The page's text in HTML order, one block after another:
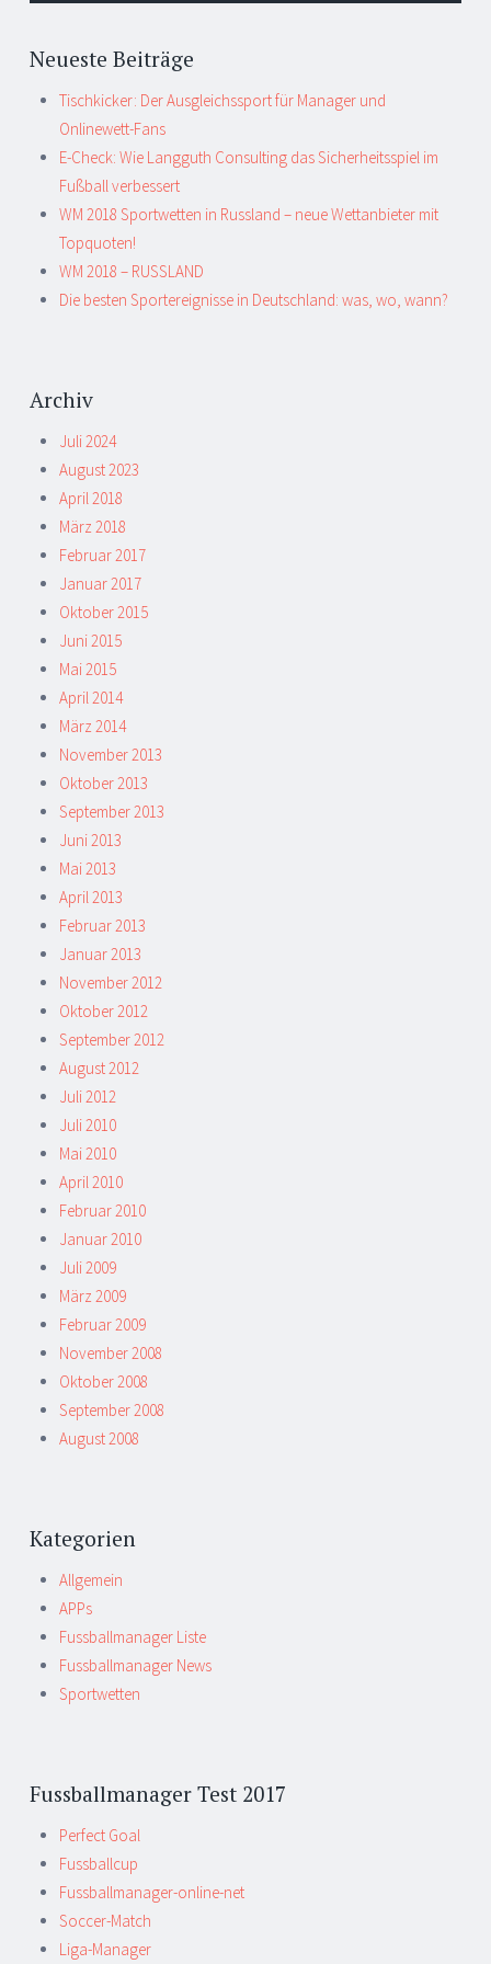
Neueste Beiträge
Tischkicker: Der Ausgleichssport für Manager und
Onlinewett-Fans
E-Check: Wie Langguth Consulting das Sicherheitsspiel im
Fußball verbessert
WM 2018 Sportwetten in Russland – neue Wettanbieter mit
Topquoten!
WM 2018 – RUSSLAND
Die besten Sportereignisse in Deutschland: was, wo, wann?
Archiv
Juli 2024
August 2023
April 2018
März 2018
Februar 2017
Januar 2017
Oktober 2015
Juni 2015
Mai 2015
April 2014
März 2014
November 2013
Oktober 2013
September 2013
Juni 2013
Mai 2013
April 2013
Februar 2013
Januar 2013
November 2012
Oktober 2012
September 2012
August 2012
Juli 2012
Juli 2010
Mai 2010
April 2010
Februar 2010
Januar 2010
Juli 2009
März 2009
Februar 2009
November 2008
Oktober 2008
September 2008
August 2008
Kategorien
Allgemein
APPs
Fussballmanager Liste
Fussballmanager News
Sportwetten
Fussballmanager Test 2017
Perfect Goal
Fussballcup
Fussballmanager-online-net
Soccer-Match
Liga-Manager